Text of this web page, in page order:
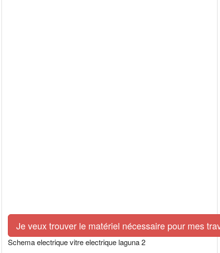
Je veux trouver le matériel nécessaire pour mes
Schema electrique vitre electrique laguna 2